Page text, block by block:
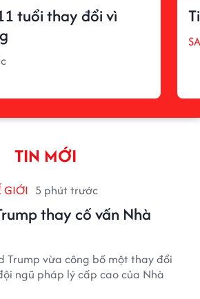
tuổi thay đổi vì
TIN MỚI
GIỚI 5 phút trước
thay cố vấn Nhà
Trump vừa công bố một thay đổi
ngũ pháp lý cấp cao của Nhà